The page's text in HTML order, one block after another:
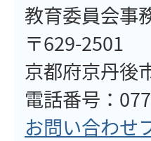
教育委員会
〒629-2501
京都府京丹後
電話番号：
お問い合わせ